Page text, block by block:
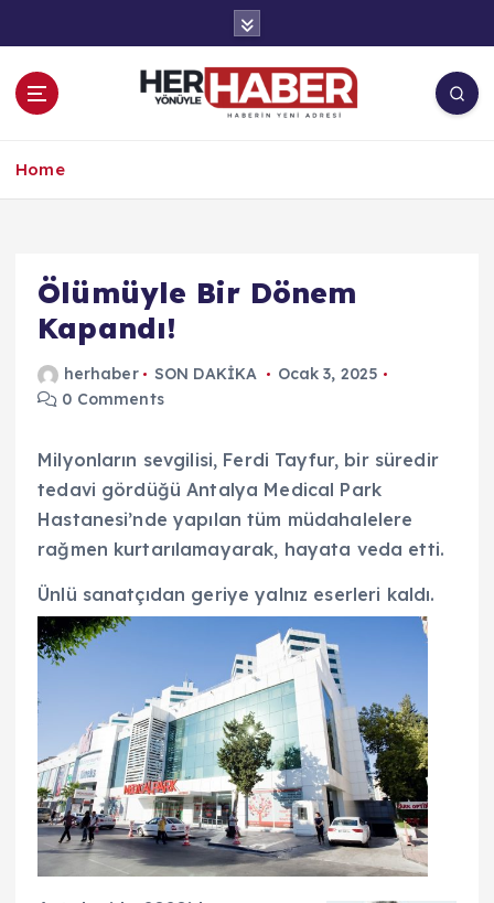
Home
Ölümüyle Bir Dönem
Kapandı!
herhaber SON DAKİKA
Ocak 3, 2025
0 Comments
Milyonların sevgilisi, Ferdi Tayfur, bir süredir
tedavi gördüğü Antalya Medical Park
Hastanesi’nde yapılan tüm müdahalelere
rağmen kurtarılamayarak, hayata veda etti.
Ünlü sanatçıdan geriye yalnız eserleri kaldı.